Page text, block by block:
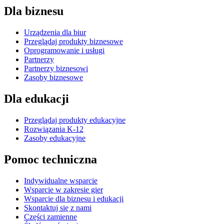
Dla biznesu
Urządzenia dla biur
Przeglądaj produkty biznesowe
Oprogramowanie i usługi
Partnerzy
Partnerzy biznesowi
Zasoby biznesowe
Dla edukacji
Przeglądaj produkty edukacyjne
Rozwiązania K-12
Zasoby edukacyjne
Pomoc techniczna
Indywidualne wsparcie
Wsparcie w zakresie gier
Wsparcie dla biznesu i edukacji
Skontaktuj się z nami
Części zamienne